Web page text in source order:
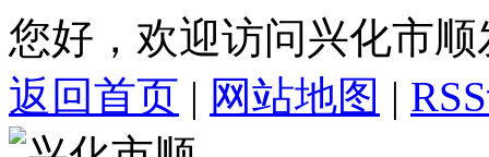
您好，欢迎访问兴化市
返回首页 | 网站地图 |